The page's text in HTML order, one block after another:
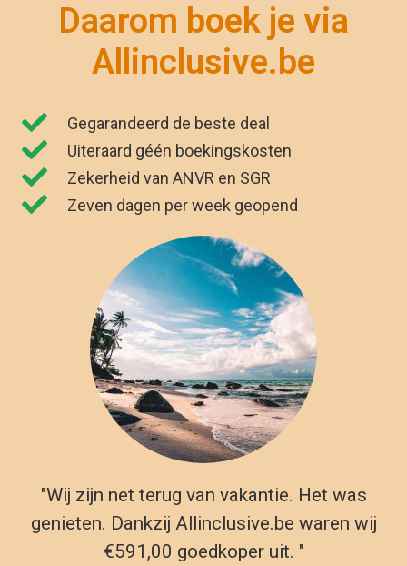
Daarom boek je via
Allinclusive.be
Gegarandeerd de beste deal
Uiteraard géén boekingskosten
Zekerheid van ANVR en SGR
Zeven dagen per week geopend
"Wij zijn net terug van vakantie. Het was
genieten. Dankzij Allinclusive.be waren wij
€591,00 goedkoper uit. "